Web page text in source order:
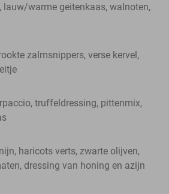
lauw/warme geitenkaas, walnoten,
zalmsnippers, verse kervel,
truffeldressing, pittenmix,
haricots verts, zwarte olijven,
dressing van honing en azijn